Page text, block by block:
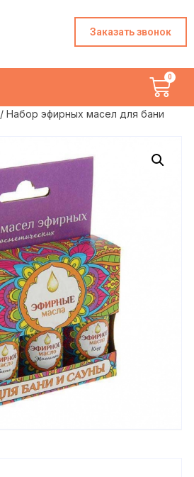
Заказать звонок
/ Набор эфирных масел для бани